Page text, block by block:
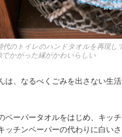
代のトイレのハンドタオルを再現
でかがった縁がかわいらしい
は、なるべくごみを出さない生
ペーパータオルをはじめ、キッ
ッチンペーパーの代わりに白い